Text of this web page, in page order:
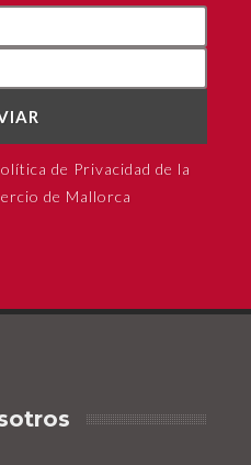
de Privacidad de la
de Mallorca